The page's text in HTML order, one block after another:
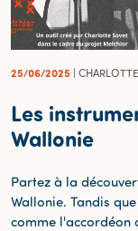
25/06/2025 |
Les
Wallonie
Partez à la
Wallonie. Tandis
comme l'accordéon